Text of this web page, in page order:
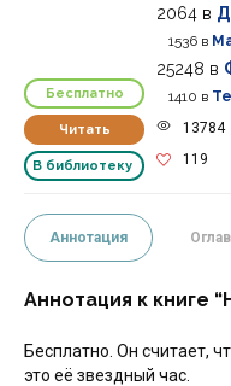
Бесплатно
Читать
В библиотеку
2064 в
1536 в
25248 в
1410 в
13784
119
Аннотация
Аннотация к книге
Бесплатно. Он считает,
это её звездный час.